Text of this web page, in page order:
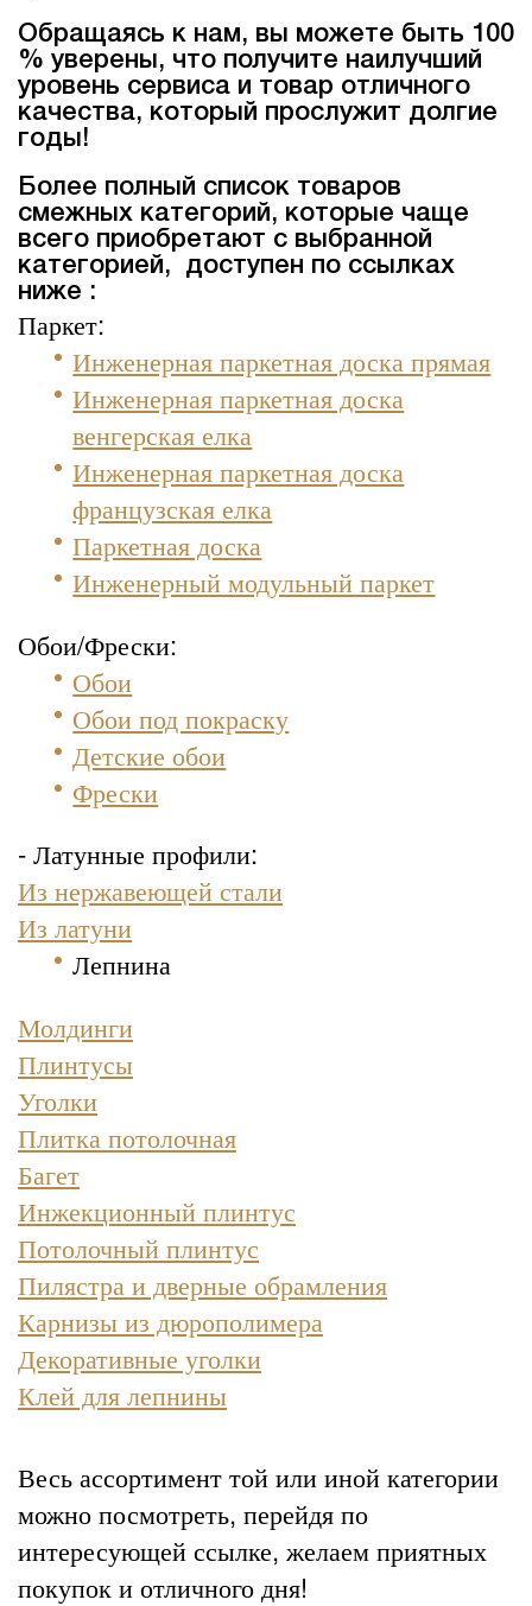
Обращаясь к нам, вы можете быть 100
% уверены, что получите наилучший
уровень сервиса и товар отличного
качества, который прослужит долгие
годы!
Более полный список товаров
смежных категорий, которые чаще
всего приобретают с выбранной
категорией, доступен по ссылках
ниже :
Паркет:
Инженерная паркетная доска прямая
Инженерная паркетная доска
венгерская елка
Инженерная паркетная доска
французская елка
Паркетная доска
Инженерный модульный паркет
Обои/Фрески:
Обои
Обои под покраску
Детские обои
Фрески
- Латунные профили:
Из нержавеющей стали
Из латуни
Лепнина
Молдинги
Плинтусы
Уголки
Плитка потолочная
Багет
Инжекционный плинтус
Потолочный плинтус
Пилястра и дверные обрамления
Карнизы из дюрополимера
Декоративные уголки
Клей для лепнины
Весь ассортимент той или иной категории
можно посмотреть, перейдя по
интересующей ссылке, желаем приятных
покупок и отличного дня!